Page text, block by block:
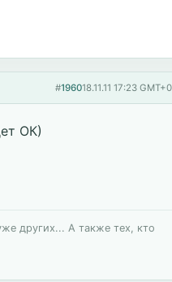
#196018.11.11 17:23
ОК)
других... А также тех, кто